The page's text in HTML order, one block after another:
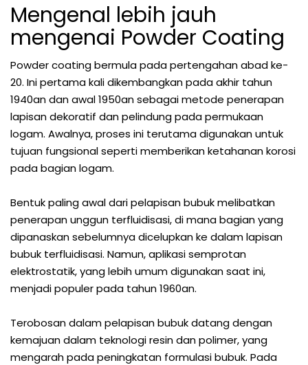
Mengenal lebih jauh
mengenai Powder Coating
Powder coating bermula pada pertengahan abad ke-
20. Ini pertama kali dikembangkan pada akhir tahun
1940an dan awal 1950an sebagai metode penerapan
lapisan dekoratif dan pelindung pada permukaan
logam. Awalnya, proses ini terutama digunakan untuk
tujuan fungsional seperti memberikan ketahanan korosi
pada bagian logam.
Bentuk paling awal dari pelapisan bubuk melibatkan
penerapan unggun terfluidisasi, di mana bagian yang
dipanaskan sebelumnya dicelupkan ke dalam lapisan
bubuk terfluidisasi. Namun, aplikasi semprotan
elektrostatik, yang lebih umum digunakan saat ini,
menjadi populer pada tahun 1960an.
Terobosan dalam pelapisan bubuk datang dengan
kemajuan dalam teknologi resin dan polimer, yang
mengarah pada peningkatan formulasi bubuk. Pada